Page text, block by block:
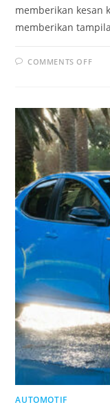
memberikan kesan
memberikan
COMMENTS OFFON
DI
AUTOMOTIF